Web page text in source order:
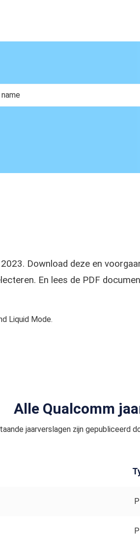
Download deze en
En lees de PDF
Liquid Mode.
Alle Qualcomm
jaarverslagen zijn gepubliceerd